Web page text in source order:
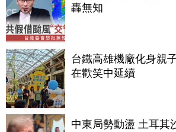
轟無知
台鐵高雄機廠化身親
在歡笑中延續
中東局勢動盪 土耳其